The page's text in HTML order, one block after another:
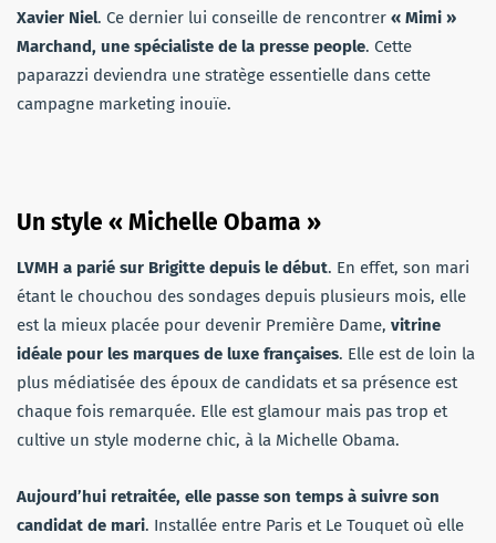
Xavier Niel. Ce dernier lui conseille de rencontrer « Mimi »
Marchand, une spécialiste de la presse people. Cette
paparazzi deviendra une stratège essentielle dans cette
campagne marketing inouïe.
Un style « Michelle Obama »
LVMH a parié sur Brigitte depuis le début. En effet, son mari
étant le chouchou des sondages depuis plusieurs mois, elle
est la mieux placée pour devenir Première Dame, vitrine
idéale pour les marques de luxe françaises. Elle est de loin la
plus médiatisée des époux de candidats et sa présence est
chaque fois remarquée. Elle est glamour mais pas trop et
cultive un style moderne chic, à la Michelle Obama.
Aujourd’hui retraitée, elle passe son temps à suivre son
candidat de mari. Installée entre Paris et Le Touquet où elle